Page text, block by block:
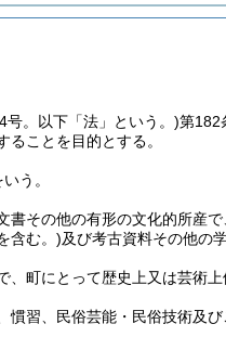
号。以下「法」という。)第182
ことを目的とする。
う。
書その他の有形の文化的所産
含む。)及び考古資料その他の
、町にとって歴史上又は芸術
習、民俗芸能・民俗技術及